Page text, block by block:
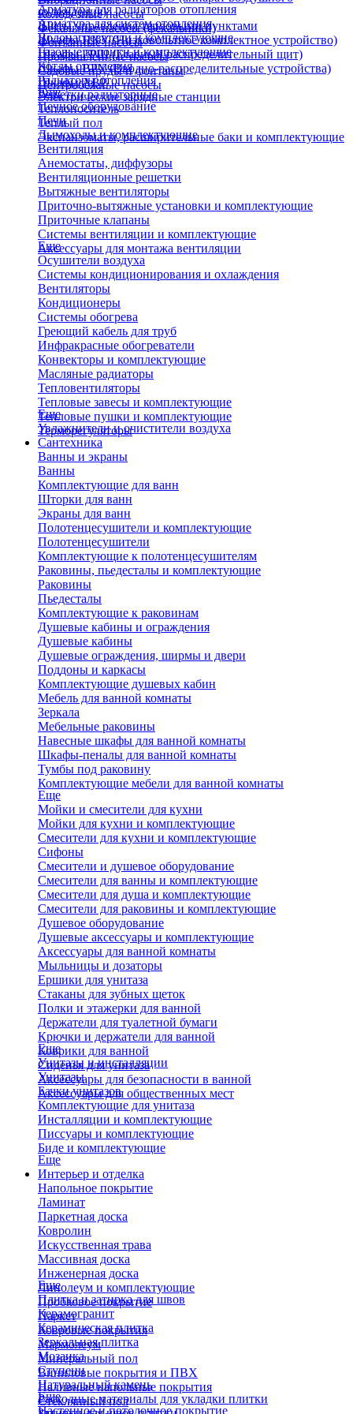
Колодезные насосы
Фекальные насосы (фекальники)
Фонтанные насосы
Промышленные насосы
Садовые пруды и фонтаны
Центробежные насосы
охлаждения)
Щиты управления тепловыми пунктами
Шкафы НКУ (Низковольтное комплектное устройство)
Шкафы ГРЩ (Главный распределительный щит)
Шкафы ВРУ (Вводно-распределительные устройства)
Шкафы АВР
Электрические зарядные станции
Арматура для радиаторов отопления
Арматура для систем отопления
Водонагреватели и комплектующие
Газовые колонки и комплектующие
Котлы отопления
Радиаторы отопления
Решетки радиаторные
Теплоноситель
Теплый пол
Экспанзоматы, расширительные баки и комплектующие
Еще
Печное оборудование
Печи
Дымоходы и комплектующие
Вентиляция
Анемостаты, диффузоры
Вентиляционные решетки
Вытяжные вентиляторы
Приточно-вытяжные установки и комплектующие
Приточные клапаны
Системы вентиляции и комплектующие
Аксессуары для монтажа вентиляции
Еще
Осушители воздуха
Системы кондиционирования и охлаждения
Вентиляторы
Кондиционеры
Системы обогрева
Греющий кабель для труб
Инфракрасные обогреватели
Конвекторы и комплектующие
Масляные радиаторы
Тепловентиляторы
Тепловые завесы и комплектующие
Тепловые пушки и комплектующие
Терморегуляторы
Еще
Увлажнители и очистители воздуха
Сантехника
Ванны и экраны
Ванны
Комплектующие для ванн
Шторки для ванн
Экраны для ванн
Полотенцесушители и комплектующие
Полотенцесушители
Комплектующие к полотенцесушителям
Раковины, пьедесталы и комплектующие
Раковины
Пьедесталы
Комплектующие к раковинам
Душевые кабины и ограждения
Душевые кабины
Душевые ограждения, ширмы и двери
Поддоны и каркасы
Комплектующие душевых кабин
Мебель для ванной комнаты
Зеркала
Мебельные раковины
Навесные шкафы для ванной комнаты
Шкафы-пеналы для ванной комнаты
Тумбы под раковину
Комплектующие мебели для ванной комнаты
Еще
Мойки и смесители для кухни
Мойки для кухни и комплектующие
Смесители для кухни и комплектующие
Сифоны
Смесители и душевое оборудование
Смесители для ванны и комплектующие
Смесители для душа и комплектующие
Смесители для раковины и комплектующие
Душевое оборудование
Душевые аксессуары и комплектующие
Аксессуары для ванной комнаты
Мыльницы и дозаторы
Ершики для унитаза
Стаканы для зубных щеток
Полки и этажерки для ванной
Держатели для туалетной бумаги
Крючки и держатели для ванной
Коврики для ванной
Сиденья для унитаза
Аксессуары для безопасности в ванной
Аксессуары для общественных мест
Еще
Унитазы и инсталляции
Унитазы
Бачки унитазов
Комплектующие для унитаза
Инсталляции и комплектующие
Писсуары и комплектующие
Биде и комплектующие
Еще
Интерьер и отделка
Напольное покрытие
Ламинат
Паркетная доска
Ковролин
Искусственная трава
Массивная доска
Инженерная доска
Линолеум и комплектующие
Пробковое покрытие
Паркет
Ковровые покрытия
Мармолеум
Минеральный пол
Виниловые покрытия и ПВХ
Наливные напольные покрытия
Стеклянный пол
Еще
Плитка и затирка для швов
Керамогранит
Керамическая плитка
Зеркальная плитка
Мозаика
Ступени
Натуральный камень
Расходные материалы для укладки плитки
Еще
Настенное и потолочное покрытие